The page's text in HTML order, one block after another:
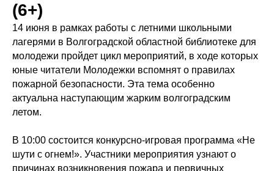
(6+)
14 июня в рамках работы с летними школьными
лагерями в Волгоградской областной библиотеке для
молодежи пройдет цикл мероприятий, в ходе которых
юные читатели Молодежки вспомнят о правилах
пожарной безопасности. Эта тема особенно
актуальна наступающим жарким волгоградским
летом.
В 10:00 состоится конкурсно-игровая программа «Не
шути с огнем!». Участники мероприятия узнают о
причинах возникновения пожара и первичных